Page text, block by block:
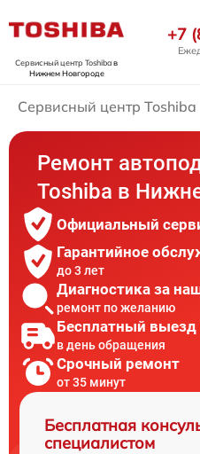
Сервисный центр Toshibaв
Нижнем Новгороде
+7
Сервисный центр Toshiba
Ремонт
Toshiba в
Официальный
Гарантийное
до 3 лет
Диагностика за
ремонт по желанию
Бесплатный выезд
в день обращения
Срочный ремонт
от 35 минут
Бесплатная
специалистом